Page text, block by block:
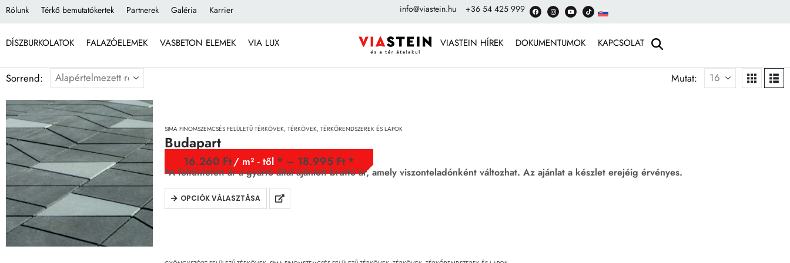
Rólunk Térkő bemutatókertek Partnerek Galéria Karrier info@viastein.hu +36 54 425 999
DÍSZBURKOLATOK FALAZÓELEMEK VASBETON ELEMEK VIA LUX VIASTEIN HÍREK DOKUMENTUMOK KAPCSOLAT
Sorrend: Mutat:
SIMA FINOMSZEMCSÉS FELÜLETŰ TÉRKÖVEK, TÉRKÖVEK, TÉRKŐRENDSZEREK ÉS LAPOK
Budapart
16.260 Ft/ m² - től – 18.995 Ft
*A feltüntetett ár a gyártó által ajánlott bruttó ár, amely viszonteladónként változhat. Az ajánlat a készlet erejéig érvényes.
OPCIÓK VÁLASZTÁSA